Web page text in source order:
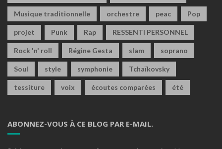
Musique traditionnelle orchestre peac Pop
projet Punk Rap RESSENTI PERSONNEL
Rock 'n' roll Régine Gesta slam soprano
Soul style symphonie Tchaïkovsky
tessiture voix écoutes comparées été
ABONNEZ-VOUS À CE BLOG PAR E-MAIL.